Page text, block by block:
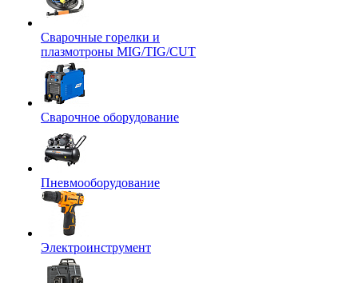
Сварочные горелки и
плазмотроны MIG/TIG/CUT
Сварочное оборудование
Пневмооборудование
Электроинструмент